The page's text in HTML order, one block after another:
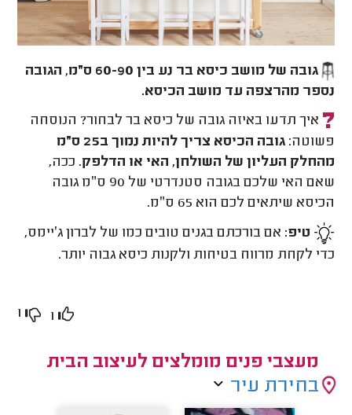
גובה של מושב כיסא בר נע בין 60-90 ס״מ, הגובה
נספר מהרצפה עד מושב הכיסא.
איך תדעו באיזה גובה של כיסא בר לבחור? הנוסחה
פשוטה:
גובה הכיסא צריך להיות נמוך ב25 ס״מ
מהחלק העליון של השולחן, האי או הדלפק. ככה,
שאם האי שלכם בגובה סטנדרטי של 90 ס״מ גובה
הכיסא שיתאים לכם הוא 65 ס״מ.
טיפ: אם בורכתם בגנים טובים כמו של לברון ג׳יימס,
כדי לקחת מרווח בטיחות ולקנות כיסא גבוה יותר.
1
1
מעצבי פנים מומלצים לעיצוב הבית
בחירת עיר